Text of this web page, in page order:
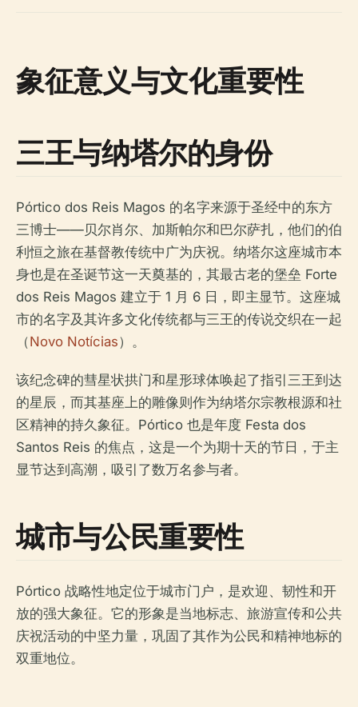
象征意义与文化重要性
三王与纳塔尔的身份
Pórtico dos Reis Magos 的名字来源于圣经中的东方
三博士——贝尔肖尔、加斯帕尔和巴尔萨扎，他们的伯
利恒之旅在基督教传统中广为庆祝。纳塔尔这座城市本
身也是在圣诞节这一天奠基的，其最古老的堡垒 Forte
dos Reis Magos 建立于 1 月 6 日，即主显节。这座城
市的名字及其许多文化传统都与三王的传说交织在一起
（Novo Notícias）。
该纪念碑的彗星状拱门和星形球体唤起了指引三王到达
的星辰，而其基座上的雕像则作为纳塔尔宗教根源和社
区精神的持久象征。Pórtico 也是年度 Festa dos
Santos Reis 的焦点，这是一个为期十天的节日，于主
显节达到高潮，吸引了数万名参与者。
城市与公民重要性
Pórtico 战略性地定位于城市门户，是欢迎、韧性和开
放的强大象征。它的形象是当地标志、旅游宣传和公共
庆祝活动的中坚力量，巩固了其作为公民和精神地标的
双重地位。